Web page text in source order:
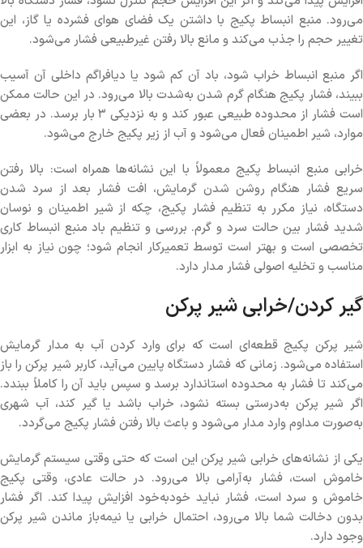
می‌رود. منبع انبساط پکیج با داشتن یک فضای هوای فشرده یا گاز، این
تغییر حجم را جذب می‌کند و مانع بالا رفتن غیرطبیعی فشار می‌شود.
اگر منبع انبساط خراب شود، باد آن کم شود یا دیافراگم داخلی آن آسیب
ببیند، فشار پکیج هنگام گرم شدن به‌شدت بالا می‌رود. در این حالت ممکن
است فشار از محدوده طبیعی عبور کند و به نزدیکی ۳ بار برسد. در بعضی
موارد، شیر اطمینان فعال می‌شود و آب از زیر پکیج خارج می‌شود.
خرابی منبع انبساط پکیج معمولاً با این نشانه‌ها همراه است: بالا رفتن
سریع فشار هنگام روشن شدن گرمایش، افت فشار بعد از سرد شدن
دستگاه، نیاز مکرر به تنظیم فشار پکیج، چکه از شیر اطمینان و نوسان
شدید فشار بین حالت سرد و گرم. بررسی و تنظیم باد منبع انبساط کاری
تخصصی است و بهتر است توسط تعمیرکار انجام شود؛ چون نیاز به ابزار
مناسب و تخلیه اصولی فشار مدار دارد.
گیر کردن/خرابی شیر پرکن
شیر پرکن پکیج قطعه‌ای است که برای وارد کردن آب به مدار گرمایش
استفاده می‌شود. زمانی که فشار دستگاه پایین می‌آید، کاربر شیر پرکن را باز
می‌کند تا فشار به محدوده استاندارد برسد و سپس باید آن را کاملاً ببندد.
اگر شیر پرکن به‌درستی بسته نشود، خراب باشد یا گیر کند، آب شهری
به‌صورت مداوم وارد مدار می‌شود و باعث بالا رفتن فشار پکیج می‌گردد.
یکی از نشانه‌های خرابی شیر پرکن این است که حتی وقتی سیستم گرمایش
خاموش است، فشار به‌آرامی بالا می‌رود. در حالت عادی، وقتی پکیج
خاموش و سرد است، فشار نباید خودبه‌خود افزایش پیدا کند. اگر فشار
بدون دخالت شما بالا می‌رود، احتمال خرابی یا نیمه‌باز ماندن شیر پرکن
وجود دارد.